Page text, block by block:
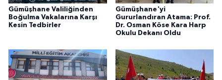
Gümüşhane Valiliğinden
Boğulma Vakalarına Karşı
Kesin Tedbirler
Gümüşhane'yi
Gururlandıran Atama: Prof.
Dr. Osman Köse Kara Harp
Okulu Dekanı Oldu